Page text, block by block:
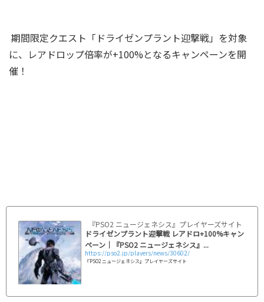
期間限定クエスト「ドライゼンプラント迎撃戦」を対象
に、レアドロップ倍率が+100%となるキャンペーンを開
催！
『PSO2 ニュージェネシス』プレイヤーズサイト｜
ドライゼンプラント迎撃戦 レアドロ+100%キャン
ペーン｜『PSO2 ニュージェネシス』...
https://pso2.jp/players/news/30602/
『PSO2 ニュージェネシス』プレイヤーズサイト